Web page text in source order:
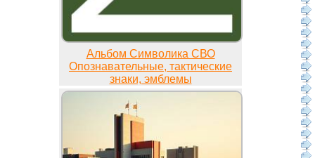
Альбом Символика СВО
Опознавательные, тактические
знаки, эмблемы